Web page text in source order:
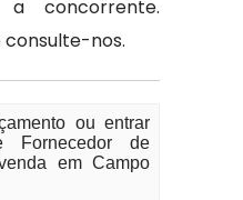
concorrente.
nos.
ou entrar
Fornecedor de
em Campo